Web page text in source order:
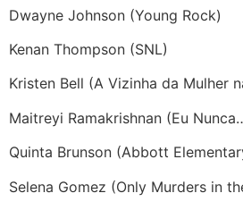
Dwayne Johnson (Young Rock)
Kenan Thompson (SNL)
Kristen Bell (A Vizinha da Mulher
Maitreyi Ramakrishnan (Eu
Quinta Brunson (Abbott
Selena Gomez (Only Murders in